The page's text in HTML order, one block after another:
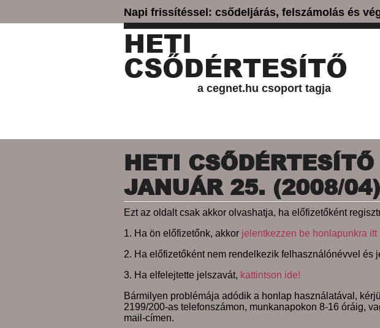
Napi frissítéssel: csődeljárás, felszámolás és
HETI
CSŐDÉRTESÍTŐ
a cegnet.hu csoport tagja
HETI
JANUÁR 25. (2008/
Ezt az oldalt csak akkor olvashatja, ha előfizetőként
1. Ha ön előfizetőnk, akkor jelentkezzen be honlapunkra itt
2. Ha előfizetőként nem rendelkezik felhasználónévvel és
3. Ha elfelejtette jelszavát, kattintson ide!
Bármilyen problémája adódik a honlap használatával,
2199/200-as telefonszámon, munkanapokon 8-16 óráig,
mail-címen.